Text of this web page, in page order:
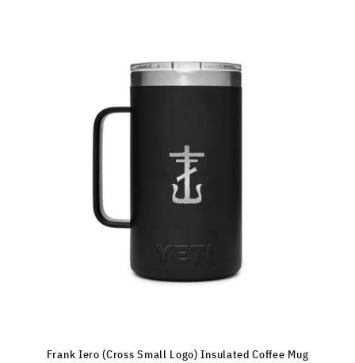
Frank Iero (Cross Small Logo) Insulated Coffee Mug